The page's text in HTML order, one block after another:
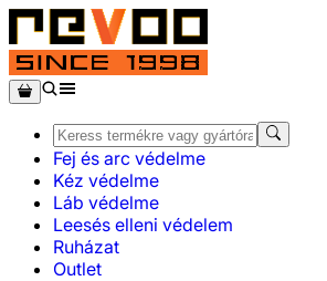
Fej és arc védelme
Kéz védelme
Láb védelme
Leesés elleni védelem
Ruházat
Outlet